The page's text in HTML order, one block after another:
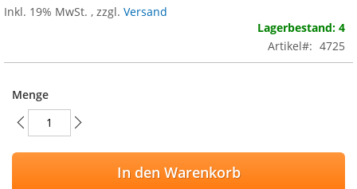
Inkl. 19% MwSt. , zzgl. Versand
Lagerbestand: 4
Artikel
4725
Menge
In den Warenkorb